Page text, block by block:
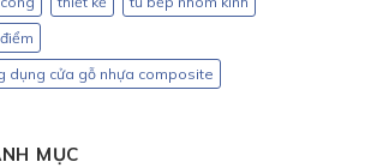
dụng cửa gỗ nhựa composite
MỤC